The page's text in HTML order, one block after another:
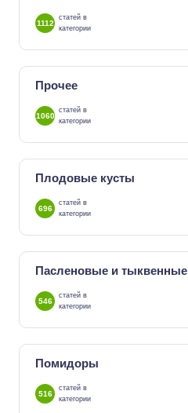
1112
статей в
категории
Прочее
1060
статей в
категории
Плодовые кусты
696
статей в
категории
Пасленовые и тыквенные
546
статей в
категории
Помидоры
516
статей в
категории